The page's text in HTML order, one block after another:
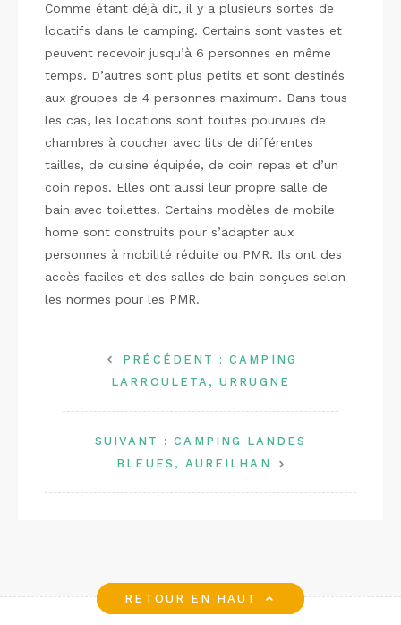
Comme étant déjà dit, il y a plusieurs sortes de
locatifs dans le camping. Certains sont vastes et
peuvent recevoir jusqu’à 6 personnes en même
temps. D’autres sont plus petits et sont destinés
aux groupes de 4 personnes maximum. Dans tous
les cas, les locations sont toutes pourvues de
chambres à coucher avec lits de différentes
tailles, de cuisine équipée, de coin repas et d’un
coin repos. Elles ont aussi leur propre salle de
bain avec toilettes. Certains modèles de mobile
home sont construits pour s’adapter aux
personnes à mobilité réduite ou PMR. Ils ont des
accès faciles et des salles de bain conçues selon
les normes pour les PMR.
PRÉCÉDENT :CAMPING
LARROULETA, URRUGNE
SUIVANT :CAMPING LANDES
BLEUES, AUREILHAN
RETOUR EN HAUT